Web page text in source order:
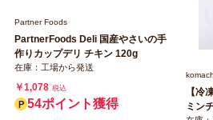
Partner Foods
PartnerFoods Deli 国産やさいの手
作りカップデリ チキン 120g
在庫：工場から発送
￥1,078 税込
54ポイント獲得
【冷
ミン